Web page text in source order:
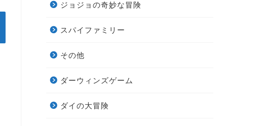
ジョジョの奇妙な冒険
スパイファミリー
その他
ダーウィンズゲーム
ダイの大冒険